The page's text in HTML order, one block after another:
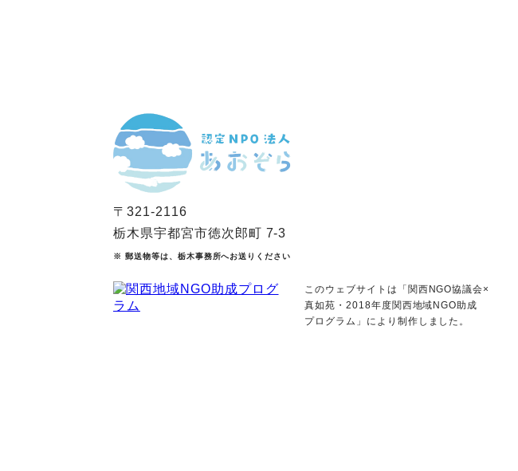
〒321-2116
栃木県宇都宮市徳次郎町 7-3
※ 郵送物等は、栃木事務所へお送りください
このウェブサイトは
「関西NGO協議会×
真如苑・2018年度関西地域NGO助成
プログラム」により制作しました。